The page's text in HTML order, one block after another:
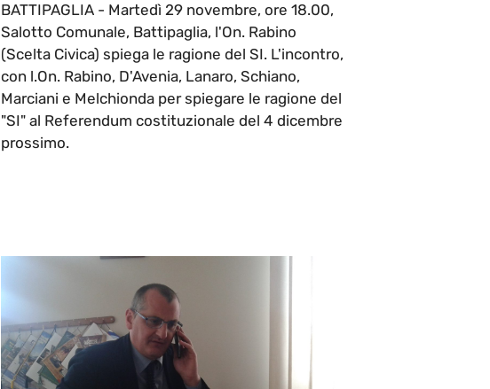
BATTIPAGLIA - Martedì 29 novembre, ore 18.00,
Salotto Comunale, Battipaglia, l'On. Rabino
(Scelta Civica) spiega le ragione del SI. L'incontro,
con l.On. Rabino, D'Avenia, Lanaro, Schiano,
Marciani e Melchionda per spiegare le ragione del
"SI" al Referendum costituzionale del 4 dicembre
prossimo.